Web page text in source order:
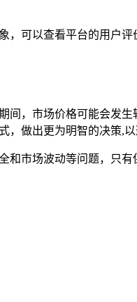
可以查看平台的用户
，市场价格可能会发
做出更为明智的决策,以
市场波动等问题，只